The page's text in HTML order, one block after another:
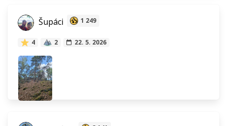
Šupáci 1 249
4 2 22. 5. 2026